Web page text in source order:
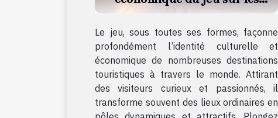
destinations touristiques
Le jeu, sous toutes ses formes, façonne
profondément l’identité culturelle et
économique de nombreuses destinations
touristiques à travers le monde. Attirant
des visiteurs curieux et passionnés, il
transforme souvent des lieux ordinaires en